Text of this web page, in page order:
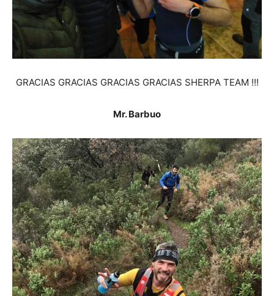
GRACIAS GRACIAS GRACIAS GRACIAS SHERPA TEAM !!!
Mr. Barbuo